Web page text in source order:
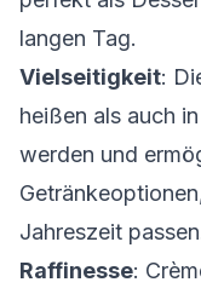
langen Tag.
Vielseitigkeit:
heißen als auch
werden und
Jahreszeit
Raffinesse: